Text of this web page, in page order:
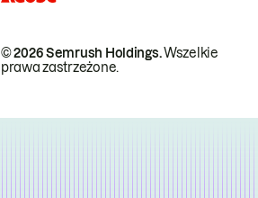
© 2026 Semrush Holdings.Wszelkie
prawa zastrzeżone.